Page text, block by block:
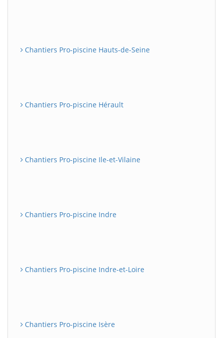
Chantiers Pro-piscine Hauts-de-Seine
Chantiers Pro-piscine Hérault
Chantiers Pro-piscine Ile-et-Vilaine
Chantiers Pro-piscine Indre
Chantiers Pro-piscine Indre-et-Loire
Chantiers Pro-piscine Isère